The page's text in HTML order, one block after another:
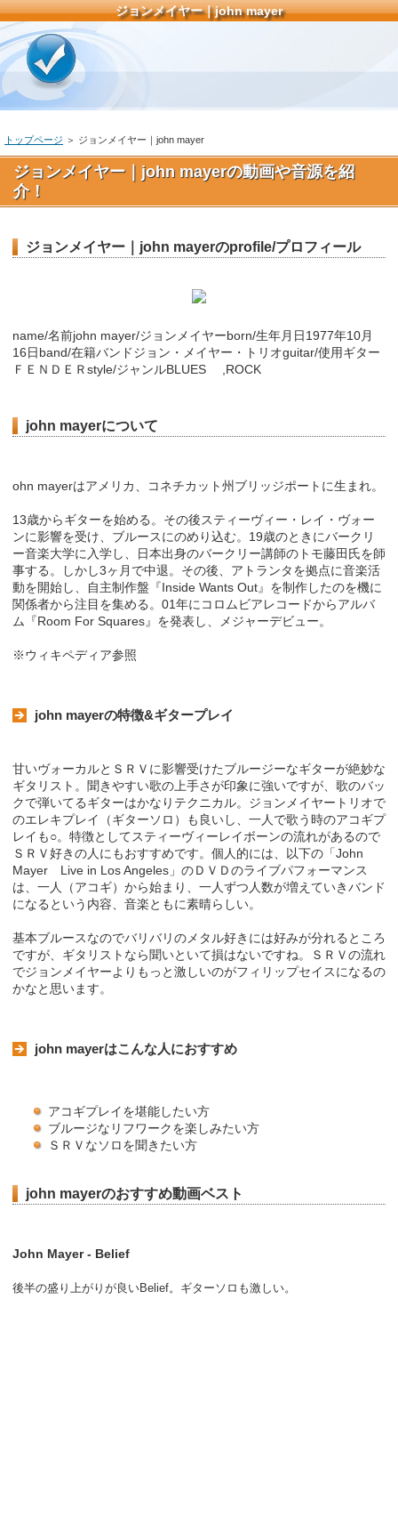
ジョンメイヤー｜john mayer
トップページ ＞ ジョンメイヤー｜john mayer
ジョンメイヤー｜john mayerの動画や音源を紹
介！
ジョンメイヤー｜john mayerのprofile/プロフィール
name/名前john mayer/ジョンメイヤーborn/生年月日1977年10月
16日band/在籍バンドジョン・メイヤー・トリオguitar/使用ギター
ＦＥＮＤＥＲstyle/ジャンルBLUES ,ROCK
john mayerについて
ohn mayerはアメリカ、コネチカット州ブリッジポートに生まれ。
13歳からギターを始める。その後スティーヴィー・レイ・ヴォー
ンに影響を受け、ブルースにのめり込む。19歳のときにバークリ
ー音楽大学に入学し、日本出身のバークリー講師のトモ藤田氏を師
事する。しかし3ヶ月で中退。その後、アトランタを拠点に音楽活
動を開始し、自主制作盤『Inside Wants Out』を制作したのを機に
関係者から注目を集める。01年にコロムビアレコードからアルバ
ム『Room For Squares』を発表し、メジャーデビュー。
※ウィキペディア参照
john mayerの特徴&ギタープレイ
甘いヴォーカルとＳＲＶに影響受けたブルージーなギターが絶妙な
ギタリスト。聞きやすい歌の上手さが印象に強いですが、歌のバッ
クで弾いてるギターはかなりテクニカル。ジョンメイヤートリオで
のエレキプレイ（ギターソロ）も良いし、一人で歌う時のアコギプ
レイも○。特徴としてスティーヴィーレイボーンの流れがあるので
ＳＲＶ好きの人にもおすすめです。個人的には、以下の「John
Mayer Live in Los Angeles」のＤＶＤのライブパフォーマンス
は、一人（アコギ）から始まり、一人ずつ人数が増えていきバンド
になるという内容、音楽ともに素晴らしい。
基本ブルースなのでバリバリのメタル好きには好みが分れるところ
ですが、ギタリストなら聞いといて損はないですね。ＳＲＶの流れ
でジョンメイヤーよりもっと激しいのがフィリップセイスになるの
かなと思います。
john mayerはこんな人におすすめ
アコギプレイを堪能したい方
ブルージなリフワークを楽しみたい方
ＳＲＶなソロを聞きたい方
john mayerのおすすめ動画ベスト
John Mayer - Belief
後半の盛り上がりが良いBelief。ギターソロも激しい。